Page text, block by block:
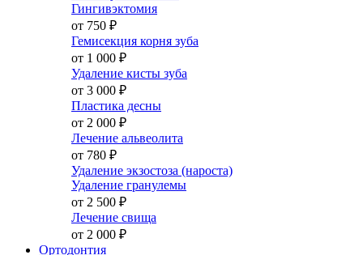
Гингивэктомия
от 750 ₽
Гемисекция корня зуба
от 1 000 ₽
Удаление кисты зуба
от 3 000 ₽
Пластика десны
от 2 000 ₽
Лечение альвеолита
от 780 ₽
Удаление экзостоза (нароста)
Удаление гранулемы
от 2 500 ₽
Лечение свища
от 2 000 ₽
Ортодонтия